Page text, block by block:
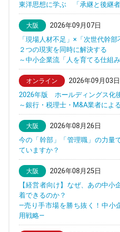
東洋思想に学ぶ 「承継と後継
大阪
2026年09月07日
「現場人材不足」×「次世代幹部
２つの現実を同時に解決する
～中小企業流「人を育てる仕組
オンライン
2026年09月03日
2026年版 ホールディングス化
～銀行・税理士・M&A業者によ
大阪
2026年08月26日
今の「幹部」「管理職」の力量
ていますか？
大阪
2026年08月25日
【経営者向け】なぜ、あの中
着できるのか？
—売り手市場を勝ち抜く！中小
用戦略—